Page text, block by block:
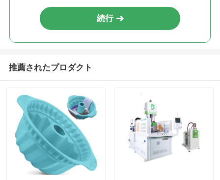
続行
推薦されたプロダクト